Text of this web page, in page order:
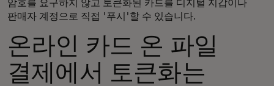
암호를 요구하지 않고 토큰화된 카드를 디지털 지갑이나
판매자 계정으로 직접 '푸시'할 수 있습니다.
온라인 카드 온 파일
결제에서 토큰화는